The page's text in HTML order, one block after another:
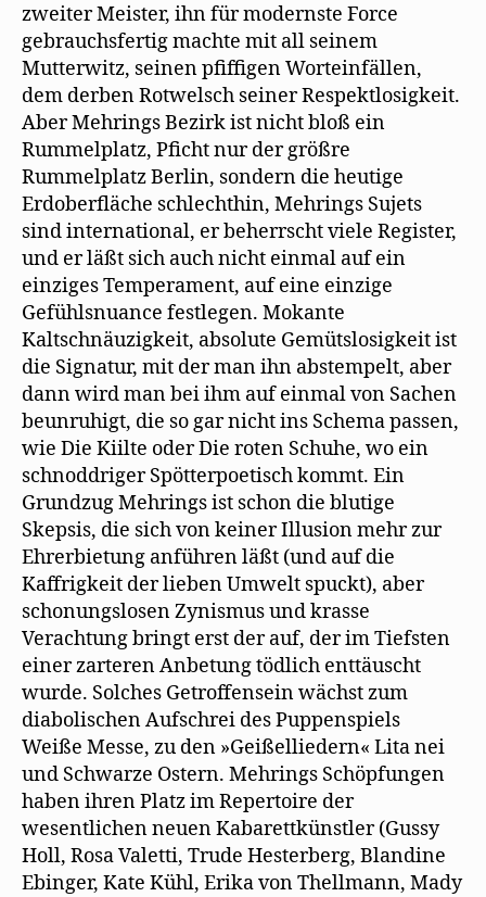
zweiter Meister, ihn für modernste Force
gebrauchsfertig machte mit all seinem
Mutterwitz, seinen pfiffigen Worteinfällen,
dem derben Rotwelsch seiner Respektlosigkeit.
Aber Mehrings Bezirk ist nicht bloß ein
Rummelplatz, Pficht nur der größre
Rummelplatz Berlin, sondern die heutige
Erdoberfläche schlechthin, Mehrings Sujets
sind international, er beherrscht viele Register,
und er läßt sich auch nicht einmal auf ein
einziges Temperament, auf eine einzige
Gefühlsnuance festlegen. Mokante
Kaltschnäuzigkeit, absolute Gemütslosigkeit ist
die Signatur, mit der man ihn abstempelt, aber
dann wird man bei ihm auf einmal von Sachen
beunruhigt, die so gar nicht ins Schema passen,
wie Die Kiilte oder Die roten Schuhe, wo ein
schnoddriger Spötterpoetisch kommt. Ein
Grundzug Mehrings ist schon die blutige
Skepsis, die sich von keiner Illusion mehr zur
Ehrerbietung anführen läßt (und auf die
Kaffrigkeit der lieben Umwelt spuckt), aber
schonungslosen Zynismus und krasse
Verachtung bringt erst der auf, der im Tiefsten
einer zarteren Anbetung tödlich enttäuscht
wurde. Solches Getroffensein wächst zum
diabolischen Aufschrei des Puppenspiels
Weiße Messe, zu den »Geißelliedern« Lita nei
und Schwarze Ostern. Mehrings Schöpfungen
haben ihren Platz im Repertoire der
wesentlichen neuen Kabarettkünstler (Gussy
Holl, Rosa Valetti, Trude Hesterberg, Blandine
Ebinger, Kate Kühl, Erika von Thellmann, Mady